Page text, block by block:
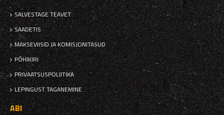
SALVESTAGE TEAVET
SAADETIS
MAKSEVIISID JA KOMISJONITASUD
PÕHIKIRI
PRIVAATSUSPOLIITIKA
LEPINGUST TAGANEMINE
ABI